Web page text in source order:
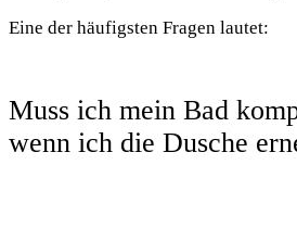
Eine der häufigsten Fragen lautet:
Muss ich mein Bad
wenn ich die Dusche